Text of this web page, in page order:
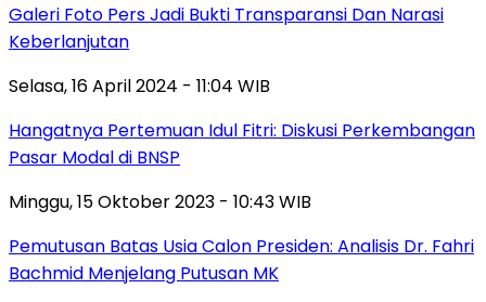
Galeri Foto Pers Jadi Bukti Transparansi Dan Narasi
Keberlanjutan
Selasa, 16 April 2024 - 11:04 WIB
Hangatnya Pertemuan Idul Fitri: Diskusi Perkembangan
Pasar Modal di BNSP
Minggu, 15 Oktober 2023 - 10:43 WIB
Pemutusan Batas Usia Calon Presiden: Analisis Dr. Fahri
Bachmid Menjelang Putusan MK